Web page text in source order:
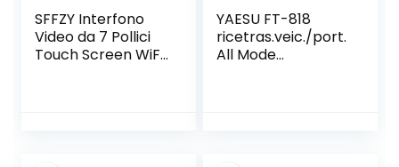
SFFZY Interfono
Video da 7 Pollici
Touch Screen WiFi
YAESU FT-818
ricetras.veic./port.
All Mode